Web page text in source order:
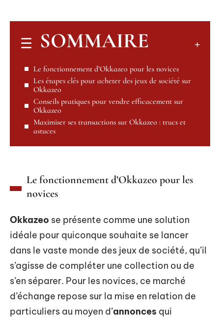
SOMMAIRE
Le fonctionnement d’Okkazeo pour les novices
Les étapes clés pour acheter des jeux de société sur
Okkazeo
Conseils pratiques pour vendre efficacement sur
Okkazeo
Maximiser ses transactions sur Okkazeo : trucs et
astuces
Le fonctionnement d’Okkazeo pour les
novices
Okkazeo se présente comme une solution
idéale pour quiconque souhaite se lancer
dans le vaste monde des jeux de société, qu’il
s’agisse de compléter une collection ou de
s’en séparer. Pour les novices, ce marché
d’échange repose sur la mise en relation de
particuliers au moyen d’annonces qui